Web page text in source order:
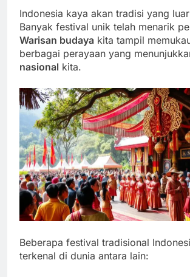
Indonesia kaya akan tradisi yang
Banyak festival unik telah menarik
Warisan budaya kita tampil
berbagai perayaan yang
nasional kita.
Beberapa festival tradisional
terkenal di dunia antara lain: